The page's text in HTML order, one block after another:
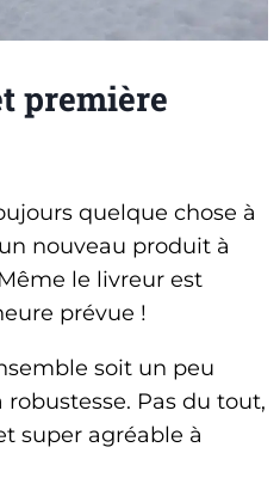
première
quelque chose à
nouveau produit à
le livreur est
prévue !
soit un peu
Pas du tout,
super agréable à